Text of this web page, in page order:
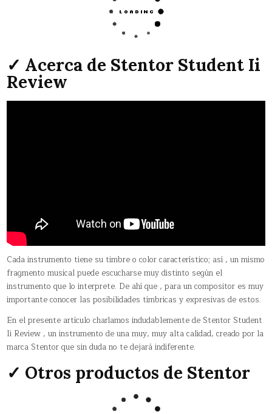
✓ Acerca de Stentor Student Ii
Review
Cada instrumento tiene su timbre o color característico; así , un mismo
fragmento musical puede escucharse muy distinto según el
instrumento que lo interprete. De ahí que , para un compositor es muy
importante conocer las posibilidades tímbricas y expresivas de estos.
En el presente artículo charlamos indudablemente de Stentor Student
Ii Review , un instrumento de una muy, muy alta calidad, creado por la
marca Stentor que sin duda no te dejará indiferente.
✓ Otros productos de Stentor